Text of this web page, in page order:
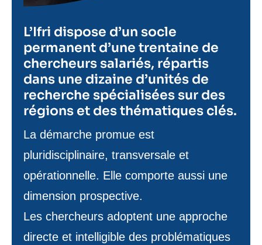
L’Ifri dispose d’un socle
permanent d’une trentaine de
chercheurs salariés, répartis
dans une dizaine d’unités de
recherche spécialisées sur des
régions et des thématiques clés.
Texte
de
contenu
La démarche promue est
pluridisciplinaire, transversale et
opérationnelle. Elle comporte aussi une
dimension prospective.
Les chercheurs adoptent une approche
directe et intelligible des problématiques